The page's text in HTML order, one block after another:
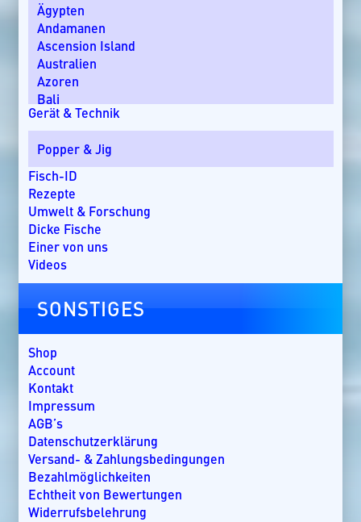
Ägypten
Andamanen
Ascension Island
Australien
Azoren
Bali
Bom Bom Island
Costa Rica
Dänemark
Dominikanische Republik
Ebro-Delta
England
Florida
Griechenland
Guatemala
Kap Verde
Kenia
Kroatien
Kuba
Lakkadiven
Madagaskar
Malaysia
Malediven
Mallorca
Marokko
Mauritius
Mexiko
Gerät & Technik
Popper & Jig
Fisch-ID
Rezepte
Umwelt & Forschung
Dicke Fische
Einer von uns
Videos
SONSTIGES
Shop
Account
Kontakt
Impressum
AGB’s
Datenschutzerklärung
Versand- & Zahlungsbedingungen
Bezahlmöglichkeiten
Echtheit von Bewertungen
Widerrufsbelehrung